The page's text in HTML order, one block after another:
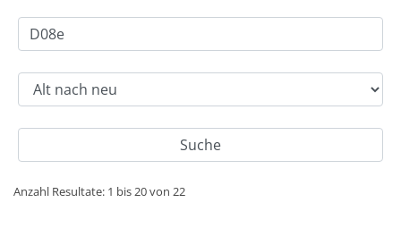
Anzahl Resultate: 1 bis 20 von 22